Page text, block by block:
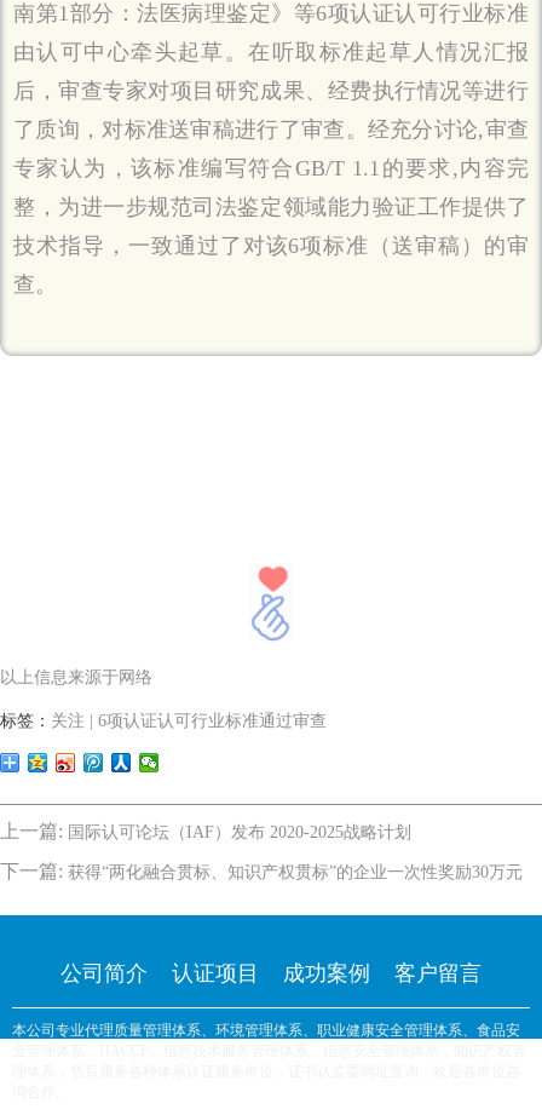
南第1部分：法医病理鉴定》等6项认证认可行业标准
由认可中心牵头起草。在听取标准起草人情况汇报
后，审查专家对项目研究成果、经费执行情况等进行
了质询，对标准送审稿进行了审查。经充分讨论,审查
专家认为，该标准编写符合GB/T 1.1的要求,内容完
整，为进一步规范司法鉴定领域能力验证工作提供了
技术指导，一致通过了对该6项标准（送审稿）的审
查。
以上信息来源于网络
标签： 关注 | 6项认证认可行业标准通过审查
上一篇: 国际认可论坛（IAF）发布 2020-2025战略计划
下一篇: 获得“两化融合贯标、知识产权贯标”的企业一次性奖励30万元
公司简介 认证项目 成功案例 客户留言
本公司专业代理质量管理体系、环境管理体系、职业健康安全管理体系、食品安